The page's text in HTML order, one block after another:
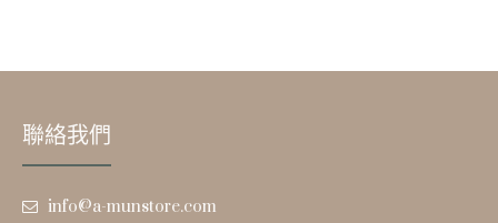
聯絡我們
info@a-munstore.com